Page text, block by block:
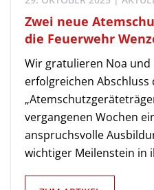
Zwei neue
die Feuerwehr
Wir gratulieren Noa
erfolgreichen Abschluss
vergangenen Wochen
anspruchsvolle
wichtiger Meilenstein in